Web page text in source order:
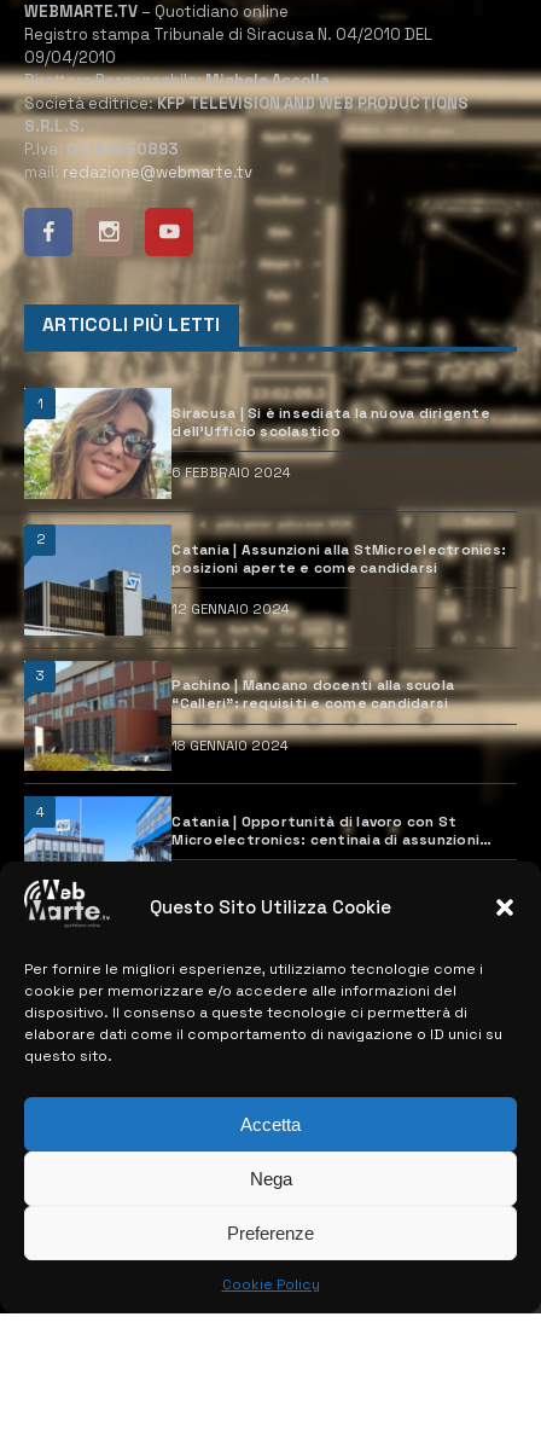
Questo Sito Utilizza Cookie
Per fornire le migliori esperienze, utilizziamo tecnologie come i
cookie per memorizzare e/o accedere alle informazioni del
dispositivo. Il consenso a queste tecnologie ci permetterà di
elaborare dati come il comportamento di navigazione o ID unici su
questo sito.
Accetta
Nega
Preferenze
Cookie Policy
WEBMARTE.TV – Quotidiano online
Registro stampa Tribunale di Siracusa N. 04/2010 DEL
09/04/2010
Direttore Responsabile:Michele Accolla
Società editrice:KFP TELEVISION AND WEB PRODUCTIONS
S.R.L.S.
P.Iva: 02184950893
mail: redazione@webmarte.tv
ARTICOLI PIÙ LETTI
1
Siracusa | Si è insediata la nuova dirigente
dell’Ufficio scolastico
6 FEBBRAIO 2024
2
Catania | Assunzioni alla StMicroelectronics:
posizioni aperte e come candidarsi
12 GENNAIO 2024
3
Pachino | Mancano docenti alla scuola
“Calleri”: requisiti e come candidarsi
18 GENNAIO 2024
4
Catania | Opportunità di lavoro con St
Microelectronics: centinaia di assunzioni
previste
MAPPA DEL SITO
> NOTIZIE